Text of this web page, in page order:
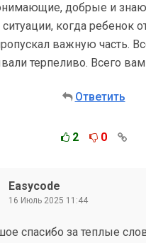
добрые и
когда ребенок
важную часть.
терпеливо. Всего
Ответить
2 0
Easycode
16 Июль 2025 11:44
спасибо за теплые